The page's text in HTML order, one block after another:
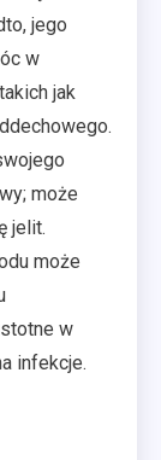
jego
w
jak
może
jelit.
może
w
infekcje.